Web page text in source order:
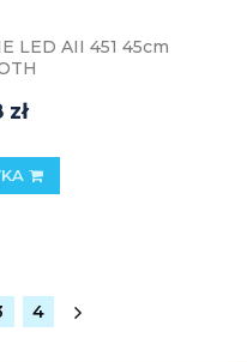
LED AII 451 45cm
4